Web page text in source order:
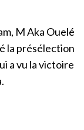
M Aka Ouelé
la présélection
a vu la victoire